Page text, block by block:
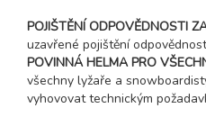
POJIŠTĚNÍ ODPOVĚDNOSTI
uzavřené pojištění
POVINNÁ HELMA PRO
všechny lyžaře a
vyhovovat technickým